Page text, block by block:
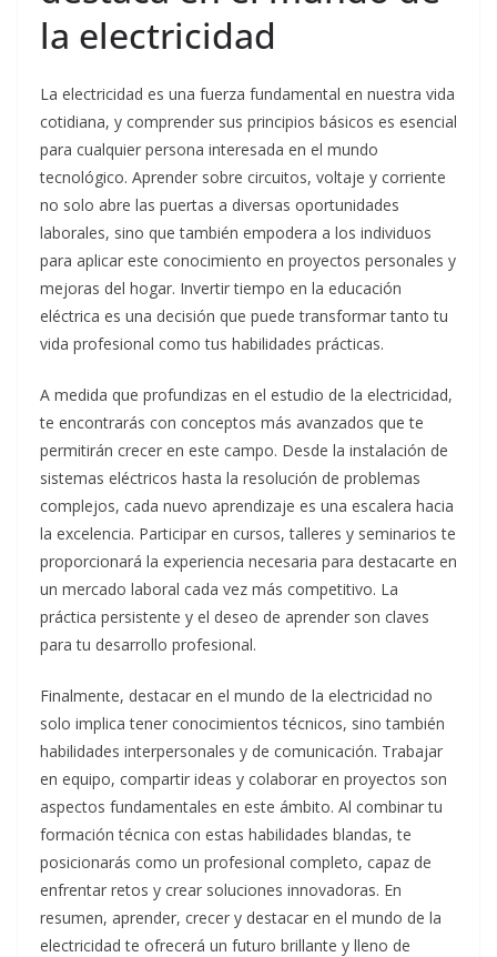
la electricidad
La electricidad es una fuerza fundamental en nuestra vida
cotidiana, y comprender sus principios básicos es esencial
para cualquier persona interesada en el mundo
tecnológico. Aprender sobre circuitos, voltaje y corriente
no solo abre las puertas a diversas oportunidades
laborales, sino que también empodera a los individuos
para aplicar este conocimiento en proyectos personales y
mejoras del hogar. Invertir tiempo en la educación
eléctrica es una decisión que puede transformar tanto tu
vida profesional como tus habilidades prácticas.
A medida que profundizas en el estudio de la electricidad,
te encontrarás con conceptos más avanzados que te
permitirán crecer en este campo. Desde la instalación de
sistemas eléctricos hasta la resolución de problemas
complejos, cada nuevo aprendizaje es una escalera hacia
la excelencia. Participar en cursos, talleres y seminarios te
proporcionará la experiencia necesaria para destacarte en
un mercado laboral cada vez más competitivo. La
práctica persistente y el deseo de aprender son claves
para tu desarrollo profesional.
Finalmente, destacar en el mundo de la electricidad no
solo implica tener conocimientos técnicos, sino también
habilidades interpersonales y de comunicación. Trabajar
en equipo, compartir ideas y colaborar en proyectos son
aspectos fundamentales en este ámbito. Al combinar tu
formación técnica con estas habilidades blandas, te
posicionarás como un profesional completo, capaz de
enfrentar retos y crear soluciones innovadoras. En
resumen, aprender, crecer y destacar en el mundo de la
electricidad te ofrecerá un futuro brillante y lleno de